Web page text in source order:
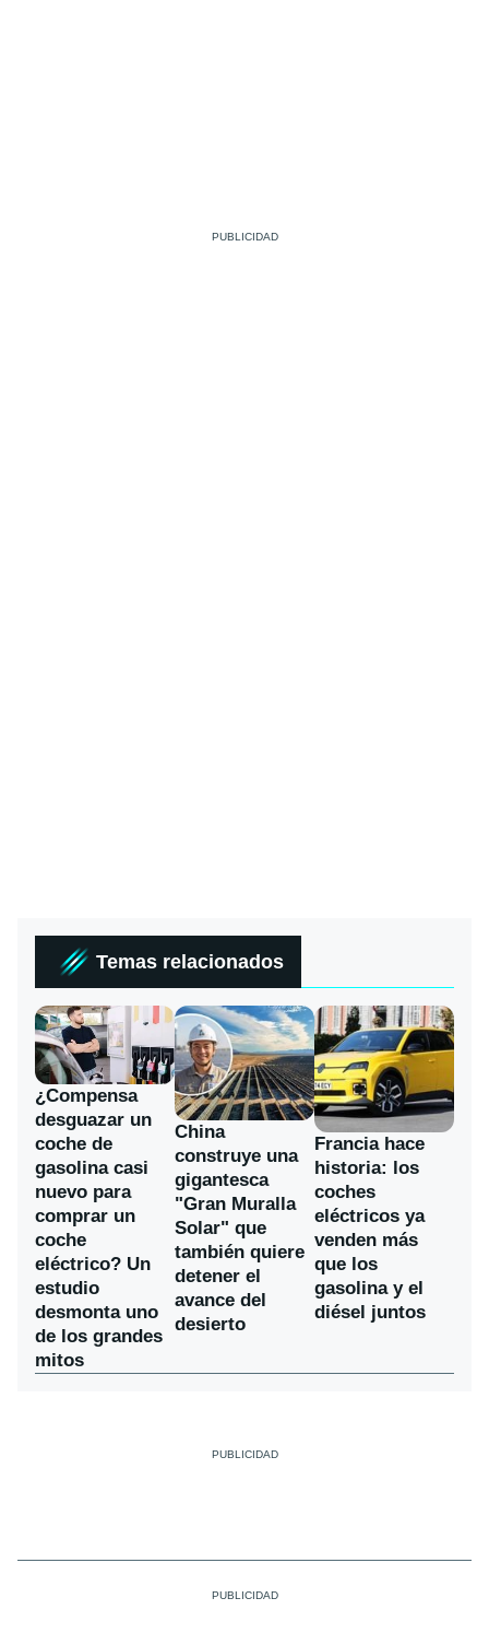
Temas relacionados
¿Compensa
desguazar un
coche de
gasolina casi
nuevo para
comprar un
coche
eléctrico? Un
estudio
desmonta uno
de los grandes
mitos
China
construye una
gigantesca
"Gran Muralla
Solar" que
también quiere
detener el
avance del
desierto
Francia hace
historia: los
coches
eléctricos ya
venden más
que los
gasolina y el
diésel juntos